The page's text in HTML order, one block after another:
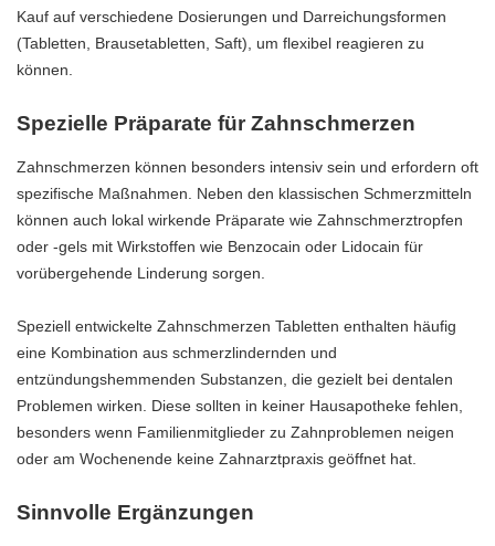
Kauf auf verschiedene Dosierungen und Darreichungsformen
(Tabletten, Brausetabletten, Saft), um flexibel reagieren zu
können.
Spezielle Präparate für Zahnschmerzen
Zahnschmerzen können besonders intensiv sein und erfordern oft
spezifische Maßnahmen. Neben den klassischen Schmerzmitteln
können auch lokal wirkende Präparate wie Zahnschmerztropfen
oder -gels mit Wirkstoffen wie Benzocain oder Lidocain für
vorübergehende Linderung sorgen.
Speziell entwickelte Zahnschmerzen Tabletten enthalten häufig
eine Kombination aus schmerzlindernden und
entzündungshemmenden Substanzen, die gezielt bei dentalen
Problemen wirken. Diese sollten in keiner Hausapotheke fehlen,
besonders wenn Familienmitglieder zu Zahnproblemen neigen
oder am Wochenende keine Zahnarztpraxis geöffnet hat.
Sinnvolle Ergänzungen